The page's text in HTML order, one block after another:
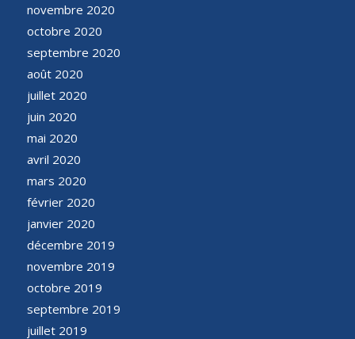
novembre 2020
octobre 2020
septembre 2020
août 2020
juillet 2020
juin 2020
mai 2020
avril 2020
mars 2020
février 2020
janvier 2020
décembre 2019
novembre 2019
octobre 2019
septembre 2019
juillet 2019